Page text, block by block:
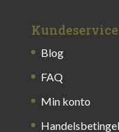
Kundeservice
Blog
FAQ
Min konto